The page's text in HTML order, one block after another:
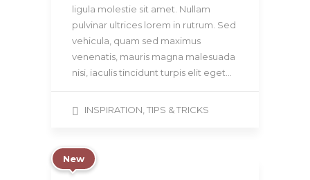
ligula molestie sit amet. Nullam
pulvinar ultrices lorem in rutrum. Sed
vehicula, quam sed maximus
venenatis, mauris magna malesuada
nisi, iaculis tincidunt turpis elit eget…
INSPIRATION,TIPS & TRICKS
New